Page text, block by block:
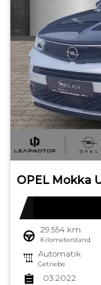
29.554 km
Kilometerstand
Automatik
Getriebe
03.2022